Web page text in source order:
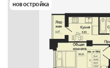
новостройка